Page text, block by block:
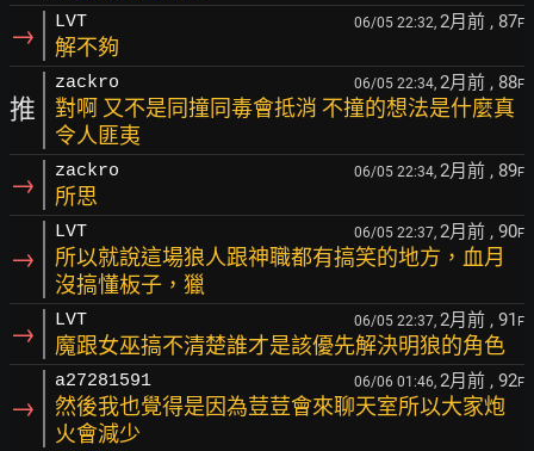
→ LVT 06/05 22:32, 2月前 , 87F
解不夠
推
zackro 06/05 22:34, 2月前 , 88F
對啊 又不是同撞同毒會抵消 不撞的想法是什麼真
令人匪夷
→ zackro 06/05 22:34, 2月前 , 89F
所思
→
LVT 06/05 22:37, 2月前 , 90F
所以就說這場狼人跟神職都有搞笑的地方，血月
沒搞懂板子，獵
→ LVT 06/05 22:37, 2月前 , 91 F
魔跟女巫搞不清楚誰才是該優先解決明狼的角色
→
a27281591 06/06 01:46, 2月前 , 92F
然後我也覺得是因為荳荳會來聊天室所以大家炮
火會減少